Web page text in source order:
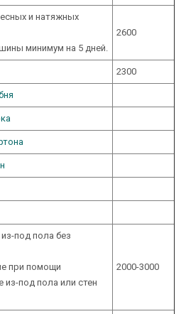
и натяжных
минимум на 5 дней.
2600
2300
под пола без
при помощи
из-под пола или стен
2000-3000